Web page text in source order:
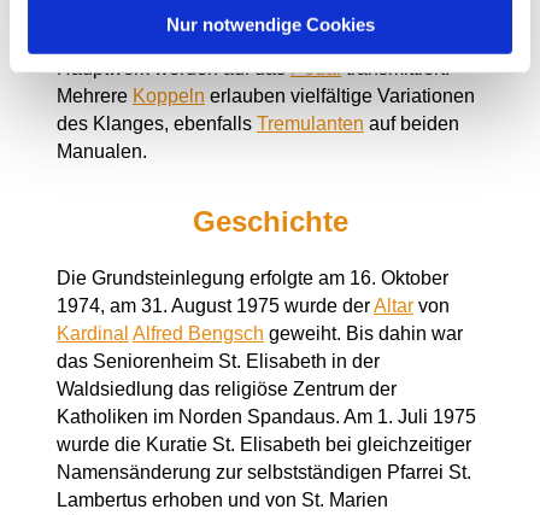
Nur notwendige Cookies
Raum) abgestimmt. Sie verfügt über 18
, fünf Register aus dem
Hauptwerk werden auf dasPedaltransmittiert.
Mehrere Koppeln erlauben vielfältige Variationen
des Klanges, ebenfalls Tremulanten auf beiden
Manualen.
Geschichte
Die Grundsteinlegung erfolgte am 16. Oktober
1974, am 31. August 1975 wurde derAltar von
Kardinal Alfred Bengsch geweiht. Bis dahin war
das Seniorenheim St. Elisabeth in der
Waldsiedlung das religiöse Zentrum der
Katholiken im Norden Spandaus. Am 1. Juli 1975
wurde die Kuratie St. Elisabeth bei gleichzeitiger
Namensänderung zur selbstständigen Pfarrei St.
Lambertus erhoben und von St. Marien